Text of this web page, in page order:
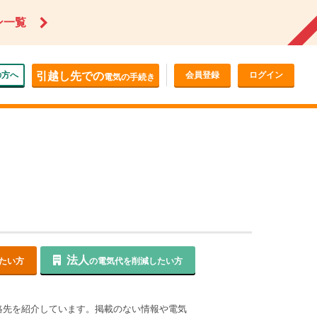
一覧
へ 引越し先での電気の手続き 会員登録 ログイン
い方 法人の電気代を削減したい方
を紹介しています。掲載のない情報や電気